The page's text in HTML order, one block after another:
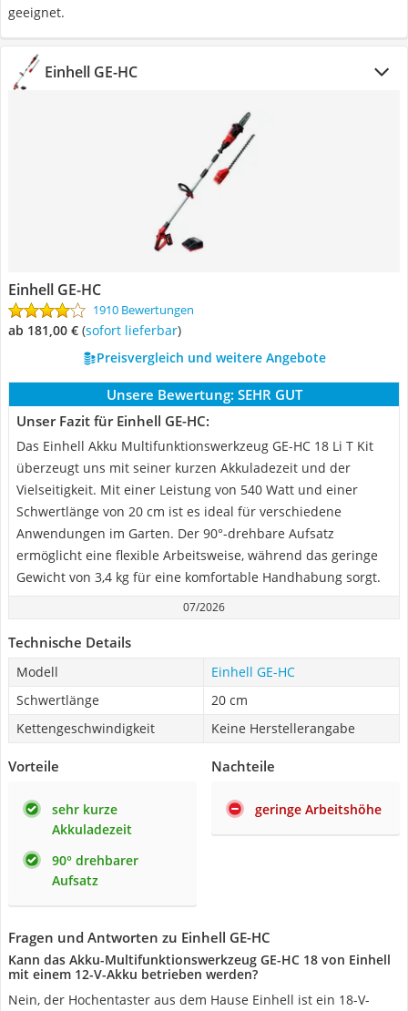
geeignet.
Einhell GE-HC
Einhell GE-HC
1910 Bewertungen
ab 181,00 € ( Sofort lieferbar)
Preisvergleich und weitere Angebote
Unsere Bewertung: SEHR GUT
Unser Fazit für Einhell GE-HC:
Das Einhell Akku Multifunktionswerkzeug GE-HC 18 Li T Kit
überzeugt uns mit seiner kurzen Akkuladezeit und der
Vielseitigkeit. Mit einer Leistung von 540 Watt und einer
Schwertlänge von 20 cm ist es ideal für verschiedene
Anwendungen im Garten. Der 90°-drehbare Aufsatz
ermöglicht eine flexible Arbeitsweise, während das geringe
Gewicht von 3,4 kg für eine komfortable Handhabung sorgt.
07/2026
Technische Details
Modell
Einhell GE-HC
Schwertlänge
20 cm
Kettengeschwindigkeit
Keine Herstellerangabe
Vorteile
sehr kurze
Akkuladezeit
90° drehbarer
Aufsatz
Nachteile
geringe Arbeitshöhe
Fragen und Antworten zu Einhell GE-HC
Kann das Akku-Multifunktionswerkzeug GE-HC 18 von Einhell
mit einem 12-V-Akku betrieben werden?
Nein, der Hochentaster aus dem Hause Einhell ist ein 18-V-